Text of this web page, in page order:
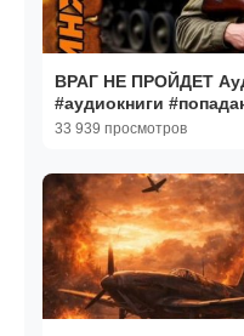
ВРАГ НЕ ПРОЙДЕТ
#аудиокниги
33 939 просмотров